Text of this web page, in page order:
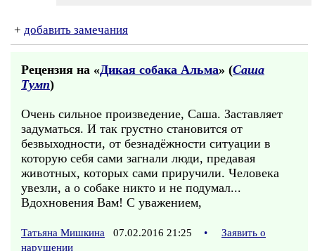
+ добавить замечания
Рецензия на «Дикая собака Альма» (Саша
Тумп)
Очень сильное произведение, Саша. Заставляет
задуматься. И так грустно становится от
безвыходности, от безнадёжности ситуации в
которую себя сами загнали люди, предавая
животных, которых сами приручили. Человека
увезли, а о собаке никто и не подумал...
Вдохновения Вам! С уважением,
Татьяна Мишкина 07.02.2016 21:25 •
Заявить о
нарушении